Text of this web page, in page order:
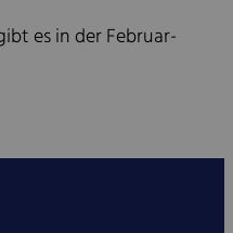
es in der Februar-